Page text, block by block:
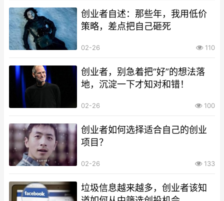
创业者自述：那些年，我用低价
策略，差点把自己砸死
02-26 110
创业者，别急着把“好”的想法落
地，沉淀一下才知对和错！
02-26 100
创业者如何选择适合自己的创业
项目？
02-26 133
垃圾信息越来越多，创业者该知